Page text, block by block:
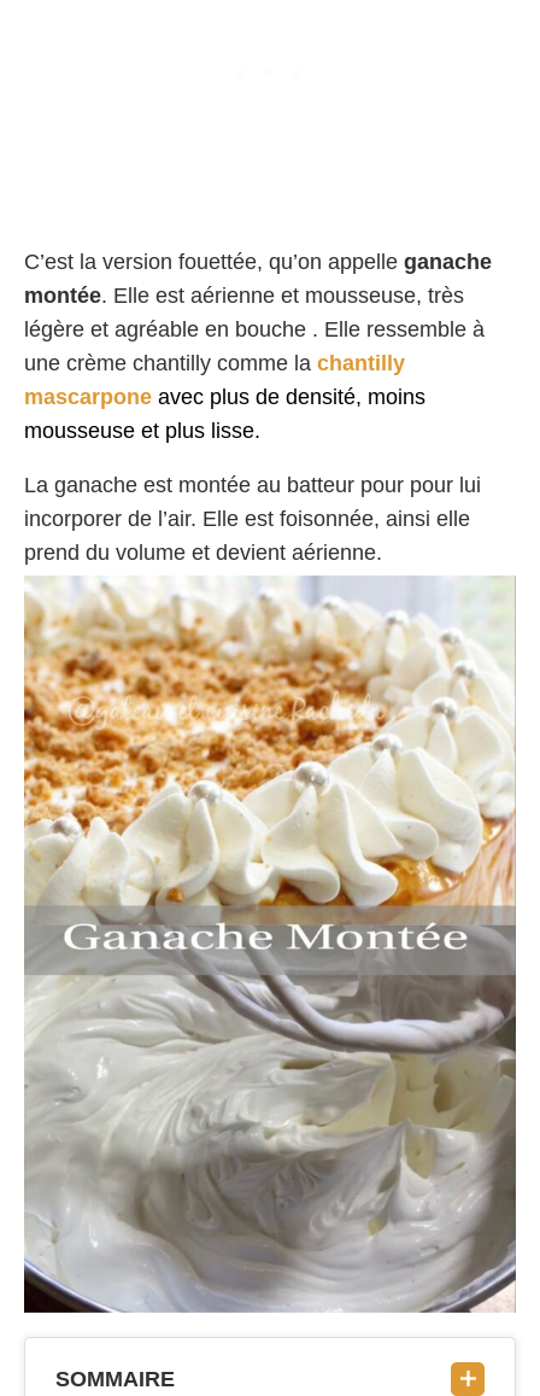
C’est la version fouettée, qu’on appelle ganache
montée. Elle est aérienne et mousseuse, très
légère et agréable en bouche . Elle ressemble à
une crème chantilly comme la chantilly
mascarpone avec plus de densité, moins
mousseuse et plus lisse.
La ganache est montée au batteur pour pour lui
incorporer de l’air. Elle est foisonnée, ainsi elle
prend du volume et devient aérienne.
SOMMAIRE